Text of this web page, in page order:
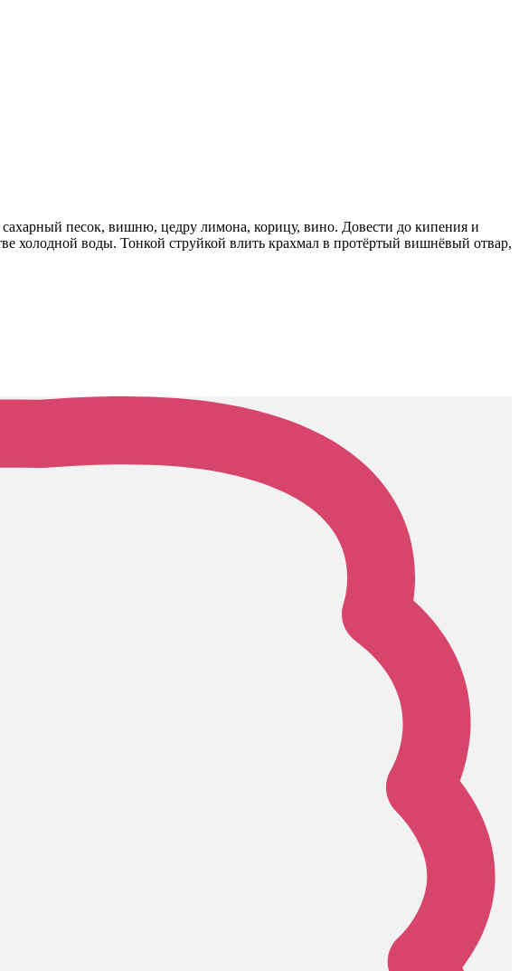
песок, вишню, цедру лимона, корицу, вино. Довести до кипения и
холодной воды. Тонкой струйкой влить крахмал в протёртый вишнёвый отвар,